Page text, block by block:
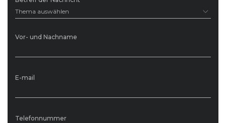
Thema auswählen
Vor- und Nachname
E-mail
Telefonnummer